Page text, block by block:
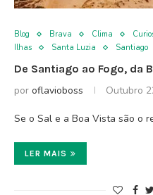
Blog Brava Clima
Ilhas
Santa Luzia Santiago
De Santiago ao Fogo, da
por oflavioboss Outubro
Se o Sal e a Boa Vista são o
LER MAIS